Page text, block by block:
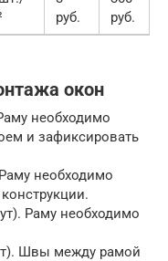
руб.
руб.
окон
необходимо
и зафиксировать
необходимо
Раму необходимо
Швы между рамой